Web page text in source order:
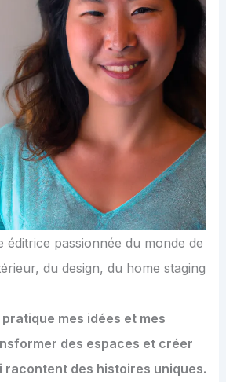
éditrice passionnée du monde de
du design, du home staging
mes idées et mes
des espaces et créer
racontent des histoires uniques.